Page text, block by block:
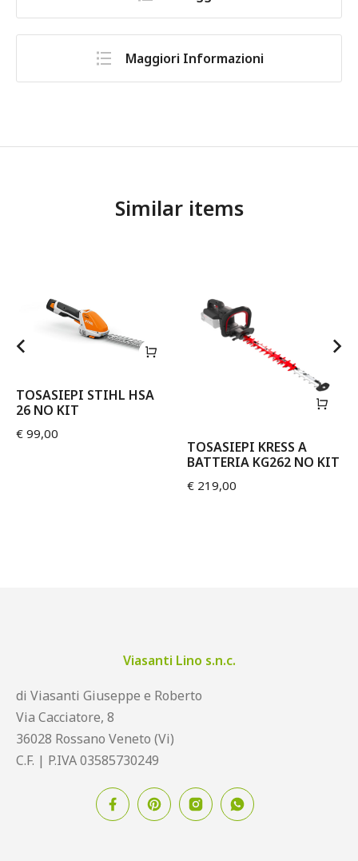
Maggiori Informazioni
Similar items
TOSASIEPI STIHL HSA
26 NO KIT
€ 99,00
TOSASIEPI KRESS A
BATTERIA KG262 NO KIT
€ 219,00
Viasanti Lino s.n.c.
di Viasanti Giuseppe e Roberto
Via Cacciatore, 8
36028 Rossano Veneto (Vi)
C.F. | P.IVA 03585730249